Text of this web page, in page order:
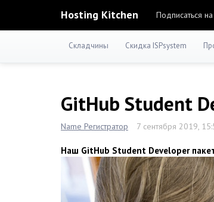
Hosting Kitchen Подписаться
Складчины Скидка ISPsystem
GitHub Student
Name Регистратор 7 сентября 2019,
Наш GitHub Student Developer